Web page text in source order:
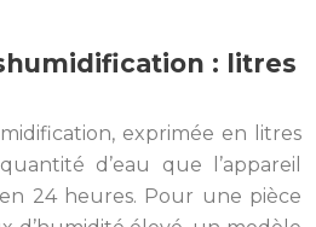
: litres
exprimée en litres
d’eau que l’appareil
24 heures. Pour une pièce